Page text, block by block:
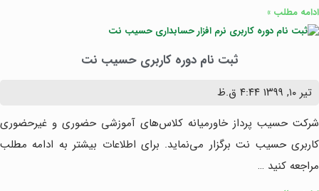
ادامه مطلب »
ثبت نام دوره کاربری حسیب نت
تیر ۱۰, ۱۳۹۹
۴:۴۴ ق.ظ
شرکت حسیب پرداز خاورمیانه کلاس‌های آموزشی حضوری و غیرحضوری
کاربری حسیب نت برگزار می‎‌نماید. برای اطلاعات بیشتر به ادامه مطلب
مراجعه کنید …